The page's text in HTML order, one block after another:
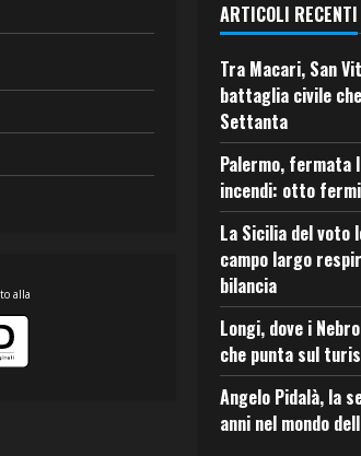
alla
ARTICOLI RECENTI
Tra Macari, San
battaglia civile
Settanta
Palermo, fermata
incendi: otto fermi
La Sicilia del
campo largo
bilancia
Longi, dove i
che punta sul
Angelo Pidalà, la
anni nel mondo